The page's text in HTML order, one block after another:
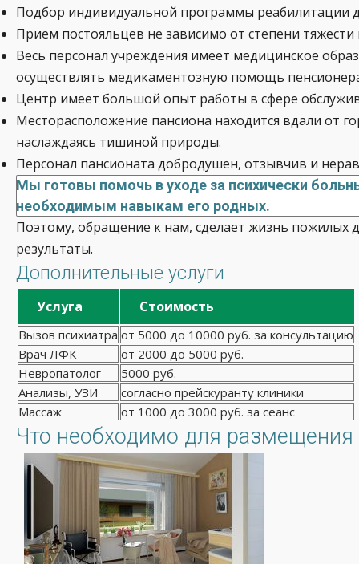
Подбор индивидуальной программы реабилитации
Прием постояльцев не зависимо от степени тяжести
Весь персонал учреждения имеет медицинское
осуществлять медикаментозную помощь
Центр имеет большой опыт работы в сфере
Месторасположение пансиона находится вдали от
наслаждаясь тишиной природы.
Персонал пансионата добродушен, отзывчив и
Мы готовы помочь в уходе за психически
необходимым навыкам его родных.
Поэтому, обращение к нам, сделает жизнь пожилых
результаты.
Дополнительные услуги
Услуга Стоимость
Вызов психиатра от 5000 до 10000 руб. за консультацию
Врач ЛФК
от 2000 до 5000 руб.
Невропатолог
5000 руб.
Анализы, УЗИ
согласно прейскуранту клиники
Массаж
от 1000 до 3000 руб. за сеанс
Что необходимо для размещения